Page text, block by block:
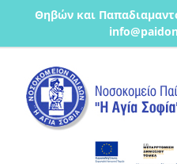
Μετάβαση
περιεχόμενο
Θηβών και